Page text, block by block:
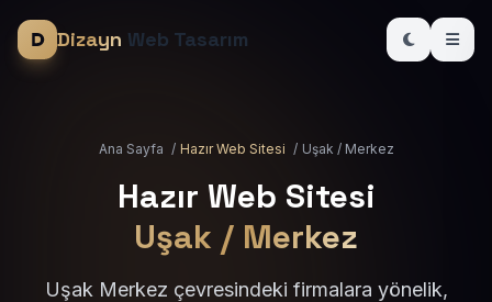
Dizayn Web Tasarım
Ana Sayfa / Hazır Web Sitesi / Uşak / Merkez
Hazır Web Sitesi
Uşak / Merkez
Uşak Merkez çevresindeki firmalara yönelik,